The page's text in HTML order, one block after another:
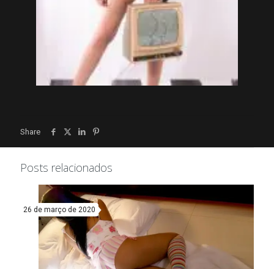
Share
Posts relacionados
26 de março de 2020